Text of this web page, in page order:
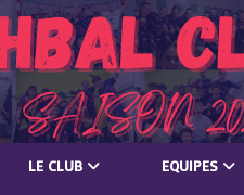
LE CLUB EQUIPES